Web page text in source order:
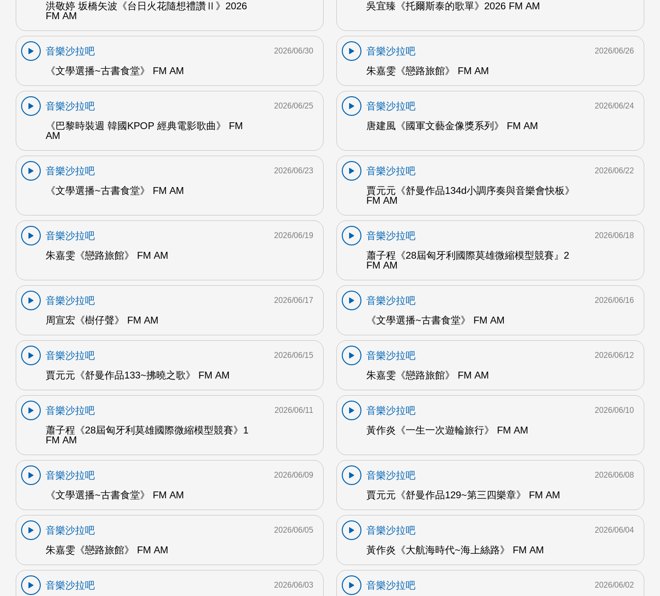
洪敬婷 坂橋矢波《台日火花隨想禮讚Ⅱ》2026
FM AM
吳宜臻《托爾斯泰的歌單》2026 FM AM
音樂沙拉吧
《文學選播~古書食堂》 FM AM
2026/06/30
音樂沙拉吧
朱嘉雯《戀路旅館》 FM AM
2026/06/26
音樂沙拉吧
《巴黎時裝週 韓國KPOP 經典電影歌曲》 FM
AM
2026/06/25
音樂沙拉吧
唐建風《國軍文藝金像獎系列》 FM AM
2026/06/24
音樂沙拉吧
《文學選播~古書食堂》 FM AM
2026/06/23
音樂沙拉吧
賈元元《舒曼作品134d小調序奏與音樂會快板》
FM AM
2026/06/22
音樂沙拉吧
朱嘉雯《戀路旅館》 FM AM
2026/06/19
音樂沙拉吧
蕭子程《28屆匈牙利國際莫雄微縮模型競賽』2
FM AM
2026/06/18
音樂沙拉吧
周宣宏《樹仔聲》 FM AM
2026/06/17
音樂沙拉吧
《文學選播~古書食堂》 FM AM
2026/06/16
音樂沙拉吧
賈元元《舒曼作品133~拂曉之歌》 FM AM
2026/06/15
音樂沙拉吧
朱嘉雯《戀路旅館》 FM AM
2026/06/12
音樂沙拉吧
蕭子程《28屆匈牙利莫雄國際微縮模型競賽》1
FM AM
2026/06/11
音樂沙拉吧
黃作炎《一生一次遊輪旅行》 FM AM
2026/06/10
音樂沙拉吧
《文學選播~古書食堂》 FM AM
2026/06/09
音樂沙拉吧
賈元元《舒曼作品129~第三四樂章》 FM AM
2026/06/08
音樂沙拉吧
朱嘉雯《戀路旅館》 FM AM
2026/06/05
音樂沙拉吧
黃作炎《大航海時代~海上絲路》 FM AM
2026/06/04
音樂沙拉吧 2026/06/03 音樂沙拉吧 2026/06/02